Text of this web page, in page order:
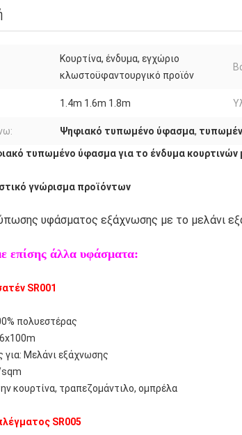
Κουρτίνα, ένδυμα, εγχώριο
κλωστοϋφαντουργικό προϊόν
1.4m 1.6m 1.8m
Ψηφιακό τυπωμένο ύφασμα,
τυπωμένο ύφασμα για το ένδυμα κουρτινών
γνώρισμα προϊόντων
υφάσματος εξάχνωσης με το μελάνι
επίσης άλλα υφάσματα:
SR001
πολυεστέρας
για: Μελάνι εξάχνωσης
κουρτίνα, τραπεζομάντιλο, ομπρέλα
SR005